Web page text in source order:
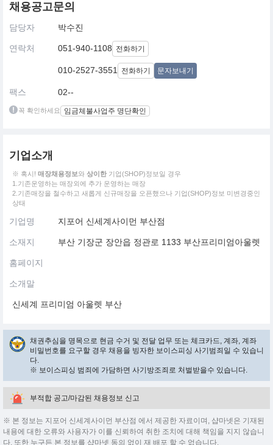
채용공고문의
담당자 박수진
연락처 051-940-1108 전화하기
010-2527-3551 전화하기 문자보내기
팩스 02--
꼭 확인하세요 임금체불사업주 명단확인
기업소개
※ 혹시! 매장채용정보와 상이한 기업(SHOP)정보일 경우
1.기존운영하는 매장외에 추가 운영하는 매장
2.기존매장을 철수하고 새롭게 신규매장을 오픈했으나 기업(SHOP)정보 미변경중인
상태
기업명 지포어 신세계사이먼 부산점
소재지 부산 기장군 장안읍 정관로 1133 부산프리미엄아울렛
홈페이지
소개말
신세계 프리미엄 아울렛 부산
채권추심을 명목으로 현금 수거 및 전달 업무 또는 체크카드, 계좌, 계좌
비밀번호를 요구할 경우 채용을 빙자한 보이스피싱 사기범죄일 수 있습니
다.
※ 보이스피싱 범죄에 가담하면 사기방조죄로 처벌받을수 있습니다.
부적합 공고/마감된 채용정보 신고
※ 본 정보는 지포어 신세계사이먼 부산점 에서 제공한 자료이며, 샵마넷은 기재된
내용에 대한 오류와 사용자가 이를 신뢰하여 취한 조치에 대해 책임을 지지 않습니
다. 또한 누구든 본 정보를 샵마넷 동의 없이 재 배포 할 수 없습니다.